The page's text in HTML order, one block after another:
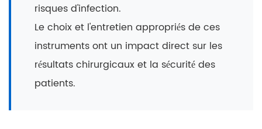
risques d'infection.
Le choix et l'entretien appropriés de ces
instruments ont un impact direct sur les
résultats chirurgicaux et la sécurité des
patients.